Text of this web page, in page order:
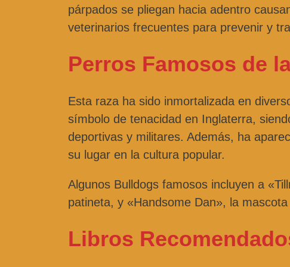
párpados se pliegan hacia adentro
veterinarios frecuentes para prevenir y
Perros Famosos de
Esta raza ha sido inmortalizada en
símbolo de tenacidad en Inglaterra,
deportivas y militares. Además, ha
su lugar en la cultura popular.
Algunos Bulldogs famosos incluyen a
patineta, y «Handsome Dan», la
Libros